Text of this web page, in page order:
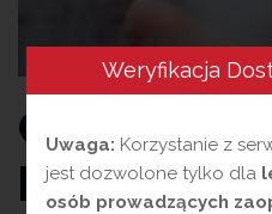
Choroby
palaczy
Weryfikacja
Uwaga: Korzystanie z
jest dozwolone tylko dla
osób prowadzących